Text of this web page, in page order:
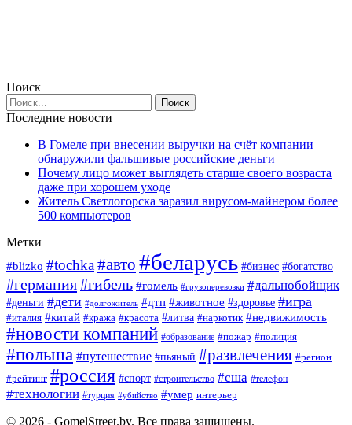
Поиск
Последние новости
В Гомеле при внесении выручки на счёт компании
обнаружили фальшивые российские деньги
Почему лицо может выглядеть старше своего возраста
даже при хорошем уходе
Житель Светлогорска заразил вирусом-майнером более
500 компьютеров
Метки
#blizko #tochka#авто #беларусь #бизнес #богатство
#германия#гибель #гомель #грузоперевозки #дальнобойщик
#деньги #дети #долгожитель #дтп #животное #здоровье #игра
#италия #китай #кража #красота #литва #наркотик #недвижимость
#новости компаний #образование #пожар #полиция
#польша #путешествие #пьяный #развлечения #регион
#рейтинг #россия #спорт #строительство #сша #телефон
#технологии #турция #убийство #умер интерьер
© 2026 - GomelStreet.by. Все права защищены.